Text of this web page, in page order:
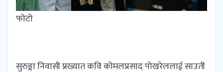
फोटो
सुरुङ्गा निवासी प्रख्यात कवि कोमलप्रसाद पोखरेललाई साउती